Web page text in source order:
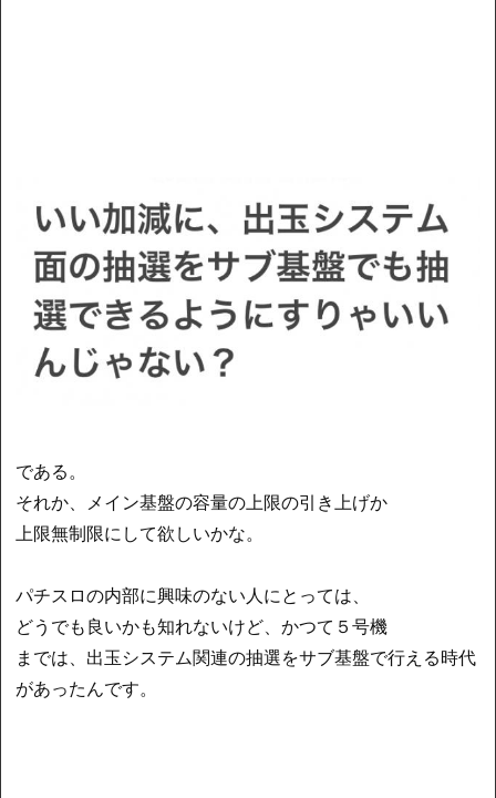
である。
それか、メイン基盤の容量の上限の引き上げか
上限無制限にして欲しいかな。
パチスロの内部に興味のない人にとっては、
どうでも良いかも知れないけど、かつて５号機
までは、出玉システム関連の抽選をサブ基盤で行える時代
があったんです。